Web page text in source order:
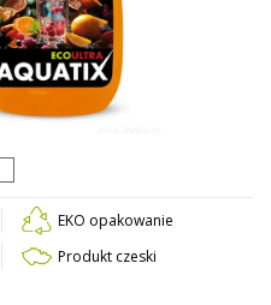
EKO opakowanie
Produkt czeski